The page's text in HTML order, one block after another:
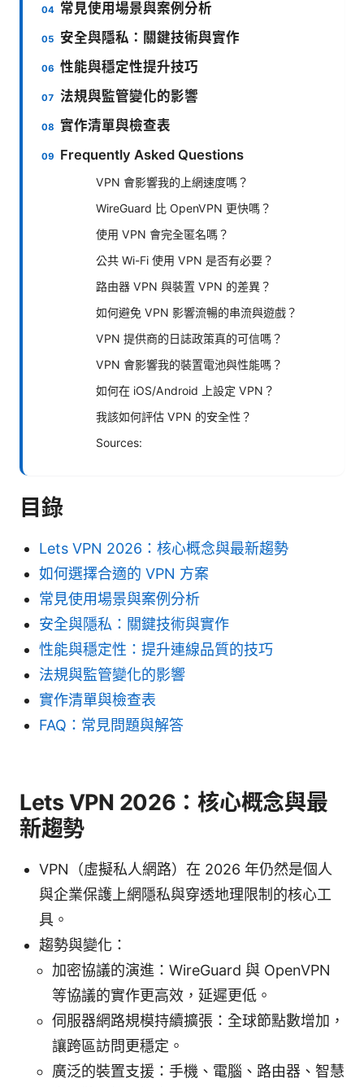
常見使用場景與案例分析
安全與隱私：關鍵技術與實作
性能與穩定性提升技巧
法規與監管變化的影響
實作清單與檢查表
Frequently Asked Questions
VPN 會影響我的上網速度嗎？
WireGuard 比 OpenVPN 更快嗎？
使用 VPN 會完全匿名嗎？
公共 Wi-Fi 使用 VPN 是否有必要？
路由器 VPN 與裝置 VPN 的差異？
如何避免 VPN 影響流暢的串流與遊戲？
VPN 提供商的日誌政策真的可信嗎？
VPN 會影響我的裝置電池與性能嗎？
如何在 iOS/Android 上設定 VPN？
我該如何評估 VPN 的安全性？
Sources:
目錄
Lets VPN 2026：核心概念與最新趨勢
如何選擇合適的 VPN 方案
常見使用場景與案例分析
安全與隱私：關鍵技術與實作
性能與穩定性：提升連線品質的技巧
法規與監管變化的影響
實作清單與檢查表
FAQ：常見問題與解答
Lets VPN 2026：核心概念與最
新趨勢
VPN（虛擬私人網路）在 2026 年仍然是個人
與企業保護上網隱私與穿透地理限制的核心工
具。
趨勢與變化：
加密協議的演進：WireGuard 與 OpenVPN
等協議的實作更高效，延遲更低。
伺服器網路規模持續擴張：全球節點數增加，
讓跨區訪問更穩定。
廣泛的裝置支援：手機、電腦、路由器、智慧